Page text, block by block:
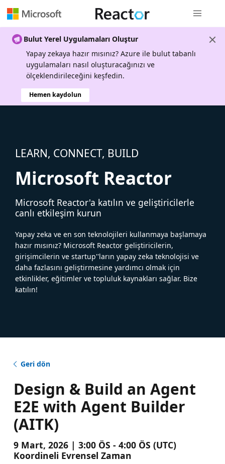
Bulut Yerel Uygulamaları Oluştur
Yapay zekaya hazır mısınız? Azure ile bulut tabanlı
uygulamaları nasıl oluşturacağınızı ve
ölçeklendirileceğini keşfedin.
Hemen kaydolun
LEARN, CONNECT, BUILD
Microsoft Reactor
Microsoft Reactor'a katılın ve geliştiricilerle
canlı etkileşim kurun
Yapay zeka ve en son teknolojileri kullanmaya başlamaya
hazır mısınız? Microsoft Reactor geliştiricilerin,
girişimcilerin ve startup''ların yapay zeka teknolojisi ve
daha fazlasını geliştirmesine yardımcı olmak için
etkinlikler, eğitimler ve topluluk kaynakları sağlar. Bize
katılın!
Geri dön
Design & Build an Agent
E2E with Agent Builder
(AITK)
9 Mart, 2026 | 3:00 ÖS - 4:00 ÖS (UTC)
Koordineli Evrensel Zaman